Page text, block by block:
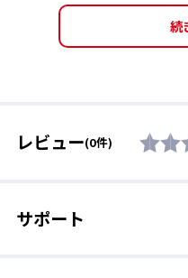
販売価格（税込）
レビュー(0件)
サポート